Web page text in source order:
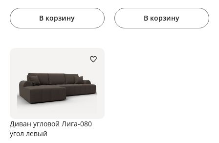
В корзину В корзину
Диван угловой Лига-080
угол левый